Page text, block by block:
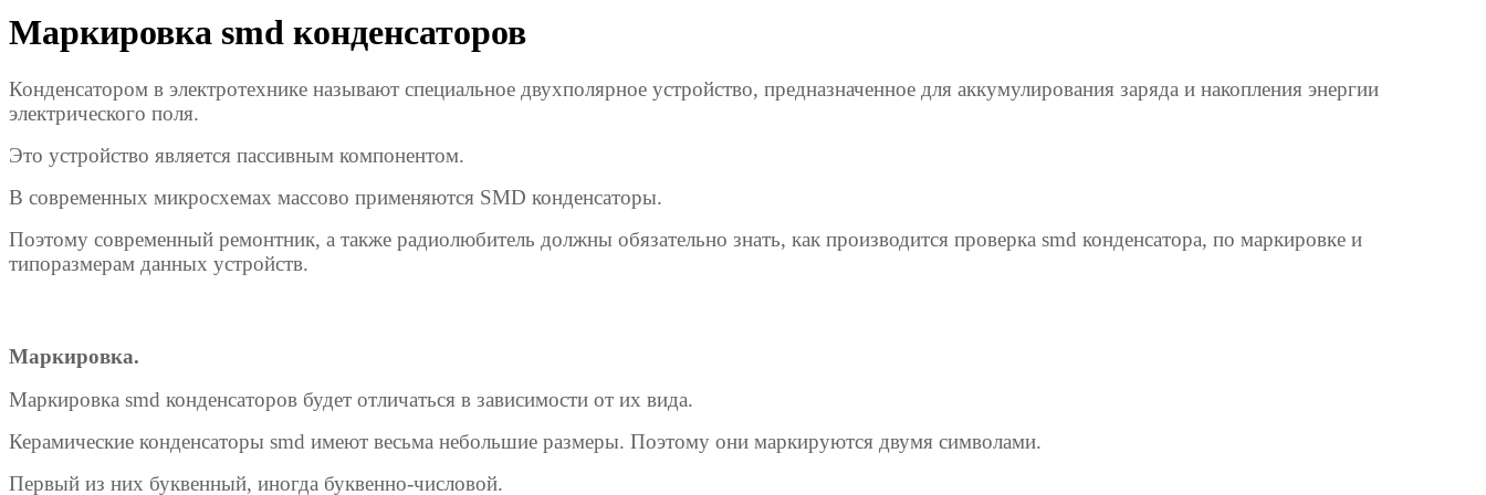
Маркировка smd конденсаторов
Конденсатором в электротехнике называют специальное двухполярное устройство, предназначенное для аккумулирования заряда и накопления энергии
электрического поля.
Это устройство является пассивным компонентом.
В современных микросхемах массово применяются SMD конденсаторы.
Поэтому современный ремонтник, а также радиолюбитель должны обязательно знать, как производится проверка smd конденсатора, по маркировке и
типоразмерам данных устройств.
Маркировка.
Маркировка smd конденсаторов будет отличаться в зависимости от их вида.
Керамические конденсаторы smd имеют весьма небольшие размеры. Поэтому они маркируются двумя символами.
Первый из них буквенный, иногда буквенно-числовой.